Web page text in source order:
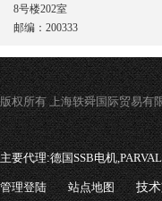
8号楼202室
邮编：200333
版权所有 上海轶舜国际贸易有
主要代理:德国SSB电机
管理登陆 站点地图 技术